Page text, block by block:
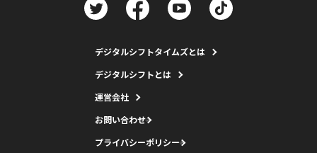
デジタルシフトタイムズとは
デジタルシフトとは
運営会社
お問い合わせ
プライバシーポリシー